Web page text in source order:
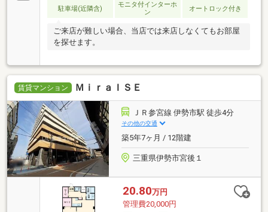
駐車場(近隣含)
モニタ付インターホ
ン
オートロック付き
ご来店が難しい場合、当店では来店しなくてもお部屋
を探せます。
賃貸マンション ＭｉｒａＩＳＥ
ＪＲ参宮線 伊勢市駅 徒歩4分
その他の交通
築5年7ヶ月 / 12階建
三重県伊勢市宮後１
20.80万円
管理費20,000円